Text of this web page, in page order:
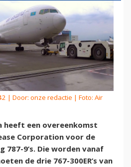
| Door: onze redactie | Foto: Air
heeft een overeenkomst
Corporation voor de
787-9’s. Die worden vanaf
de drie 767-300ER’s van